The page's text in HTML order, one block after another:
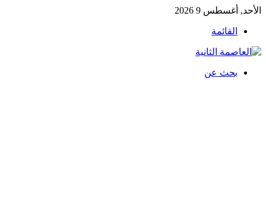
الأحد, أغسطس 9 2026
القائمة
بحث عن